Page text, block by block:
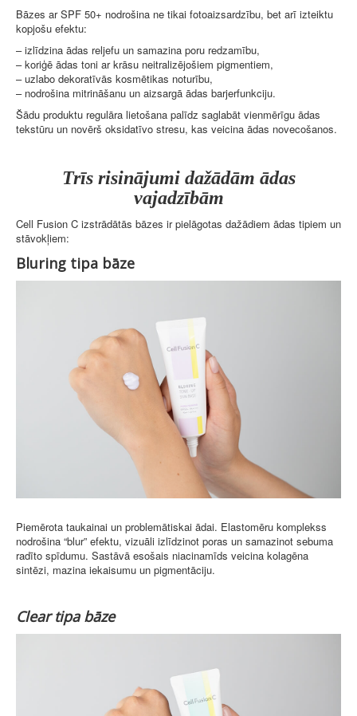
Bāzes ar SPF 50+ nodrošina ne tikai fotoaizsardzību, bet arī izteiktu
kopjošu efektu:
– izlīdzina ādas reljefu un samazina poru redzamību,
– koriģē ādas toni ar krāsu neitralizējošiem pigmentiem,
– uzlabo dekoratīvās kosmētikas noturību,
– nodrošina mitrināšanu un aizsargā ādas barjerfunkciju.
Šādu produktu regulāra lietošana palīdz saglabāt vienmērīgu ādas
tekstūru un novērš oksidatīvo stresu, kas veicina ādas novecošanos.
Trīs risinājumi dažādām ādas
vajadzībām
Cell Fusion C izstrādātās bāzes ir pielāgotas dažādiem ādas tipiem un
stāvokļiem:
Bluring tipa bāze
Piemērota taukainai un problemātiskai ādai. Elastomēru komplekss
nodrošina “blur” efektu, vizuāli izlīdzinot poras un samazinot sebuma
radīto spīdumu. Sastāvā esošais niacinamīds veicina kolagēna
sintēzi, mazina iekaisumu un pigmentāciju.
Clear tipa bāze